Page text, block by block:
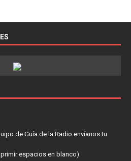
de Guía de la Radio envíanos tu
espacios en blanco)